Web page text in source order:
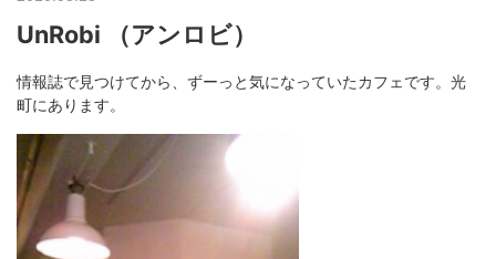
UnRobi （アンロビ）
情報誌で見つけてから、ずーっと気になっていたカフェです。光
町にあります。